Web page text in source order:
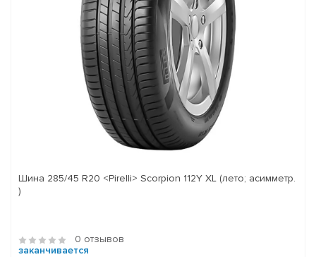
Шина 285/45 R20 <Pirelli> Scorpion 112Y XL (лето; асимметр.
)
0 отзывов
заканчивается